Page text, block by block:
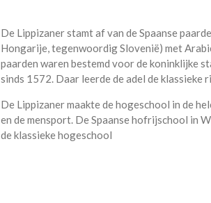
De Lippizaner stamt af van de Spaanse
Hongarije, tegenwoordig Slovenië) met
paarden waren bestemd voor de koninklijke
sinds 1572. Daar leerde de adel de klassieke
De Lippizaner maakte de hogeschool in de
en de mensport. De Spaanse hofrijschool in
de klassieke hogeschool